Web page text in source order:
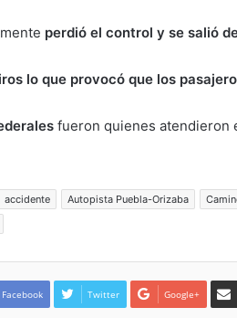
perdió el control y se salió
lo que provocó que los
fueron quienes atendieron
accidente Autopista Puebla-Orizaba
Facebook Twitter Google+